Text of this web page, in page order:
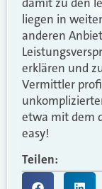
liegen in
anderen
erklären und
Vermittler
etwa mit dem
easy!
Teilen: